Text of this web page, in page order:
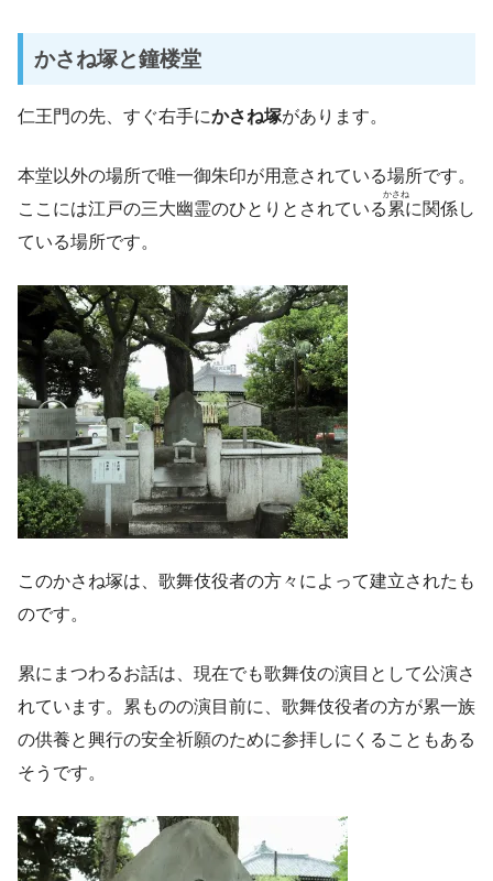
かさね塚と鐘楼堂
仁王門の先、すぐ右手にかさね塚があります。
本堂以外の場所で唯一御朱印が用意されている場所です。
ここには江戸の三大幽霊のひとりとされている 累
かさね
に関係し
ている場所です。
このかさね塚は、歌舞伎役者の方々によって建立されたも
のです。
累にまつわるお話は、現在でも歌舞伎の演目として公演さ
れています。累ものの演目前に、歌舞伎役者の方が累一族
の供養と興行の安全祈願のために参拝しにくることもある
そうです。